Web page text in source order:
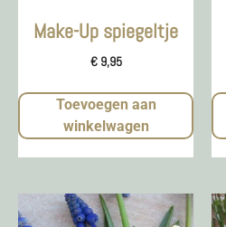
Make-Up spiegeltje
€9,95
Toevoegen aan
winkelwagen